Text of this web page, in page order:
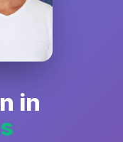
in